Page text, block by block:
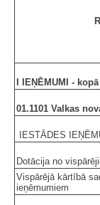
I IEŅĒMUMI - kopā
01.1101 Valkas
IESTĀDES
Dotācija no
Vispārējā kārtībā
ieņēmumiem